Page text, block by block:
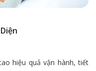
hiệu quả vận hành, tiết